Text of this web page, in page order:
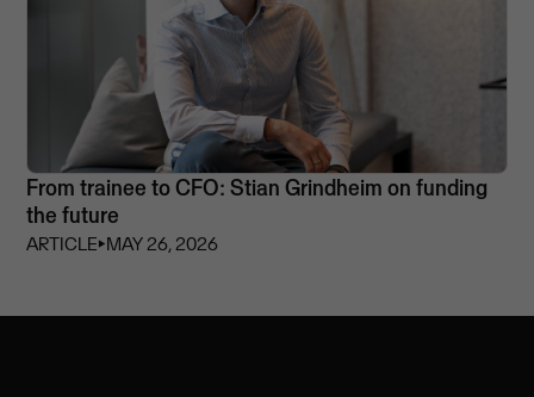
From trainee to CFO: Stian Grindheim on funding
the future
ARTICLE⏵MAY 26, 2026